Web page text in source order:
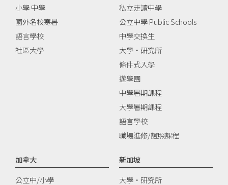
小學 中學
國外名校寒暑
語言學校
社區大學
私立走讀中學
公立中學 Public Schools
中學交換生
大學‧研究所
條件式入學
遊學團
中學暑期課程
大學暑期課程
語言學校
職場進修/證照課程
加拿大
公立中/小學
新加坡
大學‧研究所